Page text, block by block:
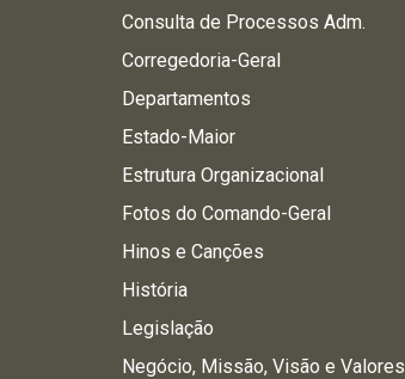
Consulta de Processos Adm.
Corregedoria-Geral
Departamentos
Estado-Maior
Estrutura Organizacional
Fotos do Comando-Geral
Hinos e Canções
História
Legislação
Negócio, Missão, Visão e Valores